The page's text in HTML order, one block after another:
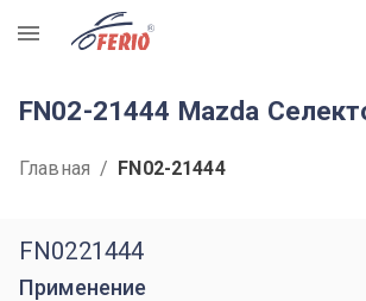
R
FN02-21444 Mazda
Главная / FN02-21444
FN0221444
Применение